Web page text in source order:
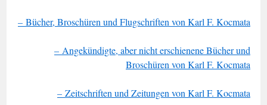
– Bücher, Broschüren und Flugschriften von Karl F. Kocmata
– Angekündigte, aber nicht erschienene Bücher und
Broschüren von Karl F. Kocmata
– Zeitschriften und Zeitungen von Karl F. Kocmata